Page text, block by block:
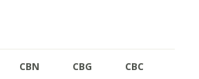
CBN CBG CBC